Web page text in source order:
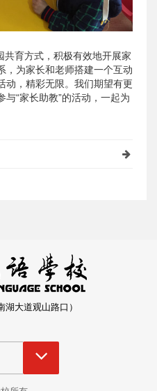
育方式，积极有效地开展家
，为家长和老师搭建一个互动
动，精彩无限。我们期望有更
“家长助教”的活动，一起为
大道观山路口）